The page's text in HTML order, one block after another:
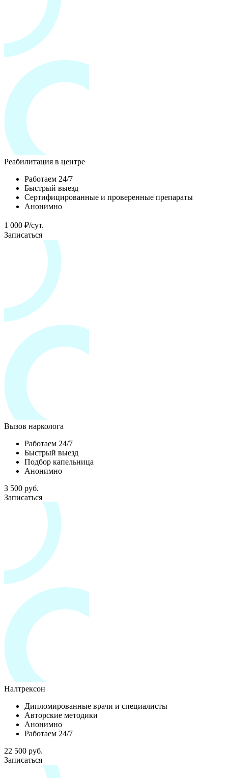
Реабилитация в центре
Работаем 24/7
Быстрый выезд
Сертифицированные и проверенные препараты
Анонимно
1 000 ₽/сут.
Записаться
Вызов нарколога
Работаем 24/7
Быстрый выезд
Подбор капельница
Анонимно
3 500 руб.
Записаться
Налтрексон
Дипломированные врачи и специалисты
Авторские методики
Анонимно
Работаем 24/7
22 500 руб.
Записаться